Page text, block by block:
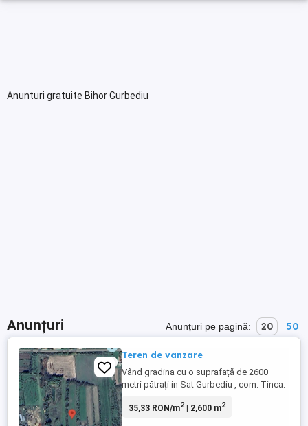
Anunturi gratuite Bihor Gurbediu
Anunțuri Anunțuri pe pagină: 20 50
Teren de vanzare
Vând gradina cu o suprafață de 2600
metri pătrați in Sat Gurbediu , com. Tinca.
35,33 RON/m2| 2,600 m2